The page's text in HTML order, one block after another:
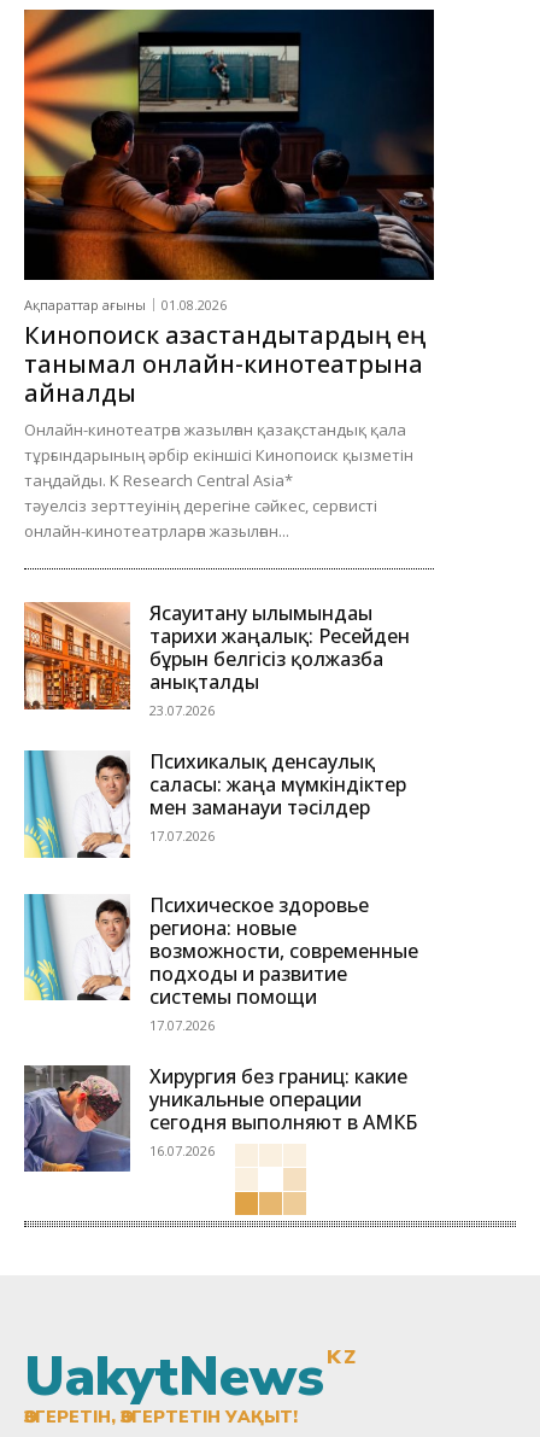
Ақпараттар ағыны 01.08.2026
Кинопоиск қазақстандықтардың ең
танымал онлайн-кинотеатрына
айналды
Онлайн-кинотеатрға жазылған қазақстандық қала
тұрғындарының әрбір екіншісі Кинопоиск қызметін
таңдайды. K Research Central Asia*
тәуелсіз зерттеуінің дерегіне сәйкес, сервисті
онлайн-кинотеатрларға жазылған...
Ясауитану ғылымындағы
тарихи жаңалық: Ресейден
бұрын белгісіз қолжазба
анықталды
23.07.2026
Психикалық денсаулық
саласы: жаңа мүмкіндіктер
мен заманауи тәсілдер
17.07.2026
Психическое здоровье
региона: новые
возможности, современные
подходы и развитие
системы помощи
17.07.2026
Хирургия без границ: какие
уникальные операции
сегодня выполняют в АМКБ
16.07.2026
UakytNewsKZ
ӨЗГЕРЕТІН, ӨЗГЕРТЕТІН УАҚЫТ!